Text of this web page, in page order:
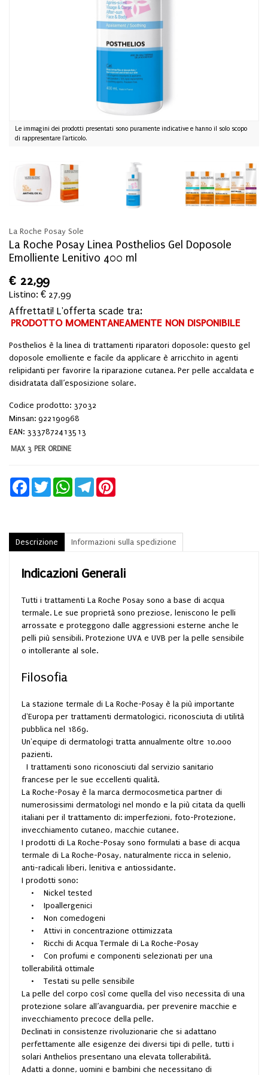
Le immagini dei prodotti presentati sono puramente indicative e hanno il solo scopo
di rappresentare l'articolo.
La Roche Posay Sole
La Roche Posay Linea Posthelios Gel Doposole
Emolliente Lenitivo 400 ml
€ 22,99
Listino: € 27,99
Affrettati! L'offerta scade tra:
PRODOTTO MOMENTANEAMENTE NON DISPONIBILE
Posthelios è la linea di trattamenti riparatori doposole: questo gel
doposole emolliente e facile da applicare è arricchito in agenti
relipidanti per favorire la riparazione cutanea. Per pelle accaldata e
disidratata dall’esposizione solare.
Codice prodotto: 37032
Minsan: 922190968
EAN: 3337872413513
MAX 3 PER ORDINE
FacebookTwitter WhatsAppTelegram
Descrizione Informazioni sulla spedizione
Indicazioni Generali
Tutti i trattamenti La Roche Posay sono a base di acqua
termale. Le sue proprietà sono preziose, leniscono le pelli
arrossate e proteggono dalle aggressioni esterne anche le
pelli più sensibili. Protezione UVA e UVB per la pelle sensibile
o intollerante al sole.
Filosofia
La stazione termale di La Roche-Posay è la più importante
d'Europa per trattamenti dermatologici, riconosciuta di utilità
pubblica nel 1869.
Un'equipe di dermatologi tratta annualmente oltre 10.000
pazienti.
I trattamenti sono riconosciuti dal servizio sanitario
francese per le sue eccellenti qualità.
La Roche-Posay è la marca dermocosmetica partner di
numerosissimi dermatologi nel mondo e la più citata da quelli
italiani per il trattamento di: imperfezioni, foto-Protezione,
invecchiamento cutaneo, macchie cutanee.
I prodotti di La Roche-Posay sono formulati a base di acqua
termale di La Roche-Posay, naturalmente ricca in selenio,
anti-radicali liberi, lenitiva e antiossidante.
I prodotti sono:
• Nickel tested
• Ipoallergenici
• Non comedogeni
• Attivi in concentrazione ottimizzata
• Ricchi di Acqua Termale di La Roche-Posay
• Con profumi e componenti selezionati per una
tollerabilità ottimale
• Testati su pelle sensibile
La pelle del corpo così come quella del viso necessita di una
protezione solare all’avanguardia, per prevenire macchie e
invecchiamento precoce della pelle.
Declinati in consistenze rivoluzionarie che si adattano
perfettamente alle esigenze dei diversi tipi di pelle, tutti i
solari Anthelios presentano una elevata tollerabilità.
Adatti a donne, uomini e bambini che necessitano di